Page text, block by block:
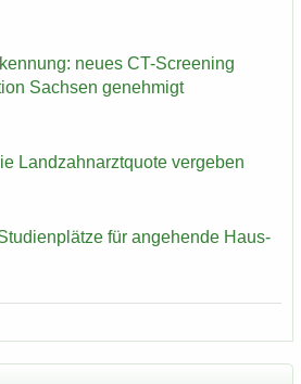
neues CT-​Screening
Sach­sen ge­neh­migt
Land­zahn­arzt­quo­te ver­ge­ben
für an­ge­hen­de Haus­